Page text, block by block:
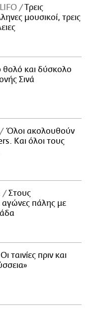
Tρεις
μουσικοί, τρεις
θολό και δύσκολο
Σινά
Όλοι ακολουθούν
Και όλοι τους
Στους
αγώνες πάλης με
ταινίες πριν και